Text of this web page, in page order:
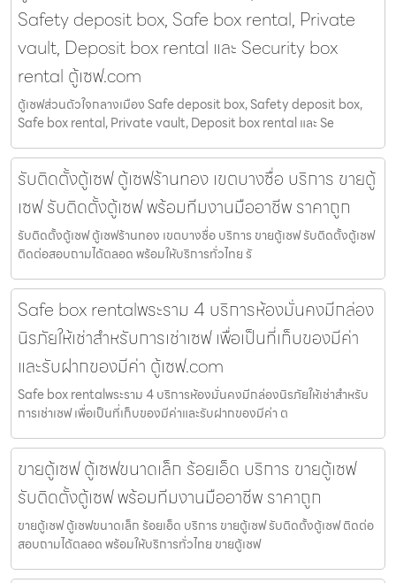
Safety deposit box, Safe box rental, Private
vault, Deposit box rental และ Security box
rental ตู้เซฟ.com
ตู้เซฟส่วนตัวใจกลางเมือง Safe deposit box, Safety deposit box,
Safe box rental, Private vault, Deposit box rental และ Se
รับติดตั้งตู้เซฟ ตู้เซฟร้านทอง เขตบางซื่อ บริการ ขายตู้
เซฟ รับติดตั้งตู้เซฟ พร้อมทีมงานมืออาชีพ ราคาถูก
รับติดตั้งตู้เซฟ ตู้เซฟร้านทอง เขตบางซื่อ บริการ ขายตู้เซฟ รับติดตั้งตู้เซฟ
ติดต่อสอบถามได้ตลอด พร้อมให้บริการทั่วไทย รั
Safe box rentalพระราม 4 บริการห้องมั่นคงมีกล่อง
นิรภัยให้เช่าสำหรับการเช่าเซฟ เพื่อเป็นที่เก็บของมีค่า
และรับฝากของมีค่า ตู้เซฟ.com
Safe box rentalพระราม 4 บริการห้องมั่นคงมีกล่องนิรภัยให้เช่าสำหรับ
การเช่าเซฟ เพื่อเป็นที่เก็บของมีค่าและรับฝากของมีค่า ต
ขายตู้เซฟ ตู้เซฟขนาดเล็ก ร้อยเอ็ด บริการ ขายตู้เซฟ
รับติดตั้งตู้เซฟ พร้อมทีมงานมืออาชีพ ราคาถูก
ขายตู้เซฟ ตู้เซฟขนาดเล็ก ร้อยเอ็ด บริการ ขายตู้เซฟ รับติดตั้งตู้เซฟ ติดต่อ
สอบถามได้ตลอด พร้อมให้บริการทั่วไทย ขายตู้เซฟ